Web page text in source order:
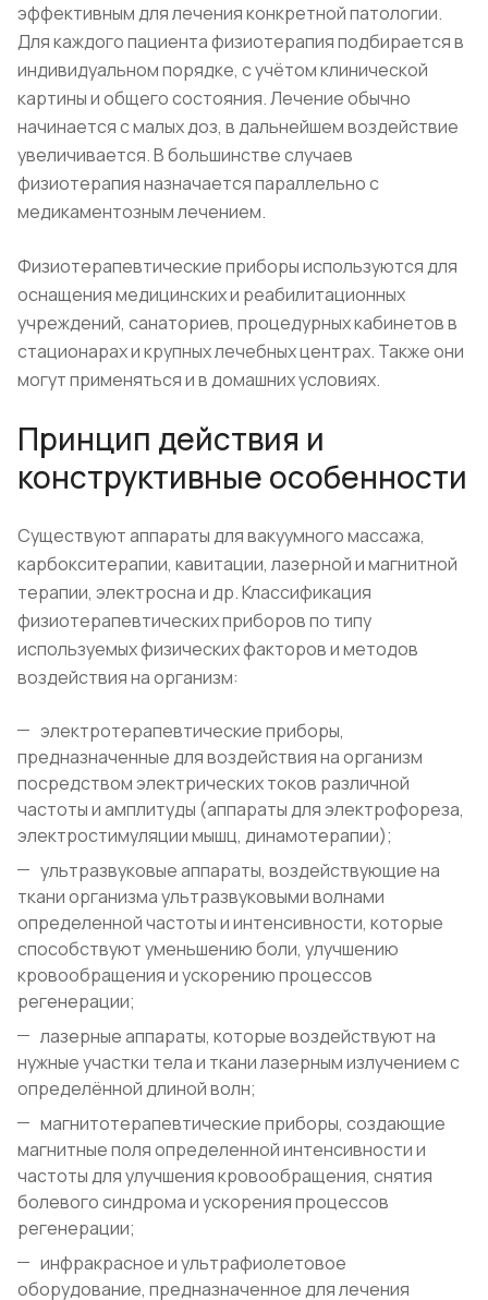
эффективным для лечения конкретной патологии.
Для каждого пациента физиотерапия подбирается в
индивидуальном порядке, с учётом клинической
картины и общего состояния. Лечение обычно
начинается с малых доз, в дальнейшем воздействие
увеличивается. В большинстве случаев
физиотерапия назначается параллельно с
медикаментозным лечением.
Физиотерапевтические приборы используются для
оснащения медицинских и реабилитационных
учреждений, санаториев, процедурных кабинетов в
стационарах и крупных лечебных центрах. Также они
могут применяться и в домашних условиях.
Принцип действия и
конструктивные особенности
Существуют аппараты для вакуумного массажа,
карбокситерапии, кавитации, лазерной и магнитной
терапии, электросна и др. Классификация
физиотерапевтических приборов по типу
используемых физических факторов и методов
воздействия на организм:
электротерапевтические приборы,
предназначенные для воздействия на организм
посредством электрических токов различной
частоты и амплитуды (аппараты для электрофореза,
электростимуляции мышц, динамотерапии);
ультразвуковые аппараты, воздействующие на
ткани организма ультразвуковыми волнами
определенной частоты и интенсивности, которые
способствуют уменьшению боли, улучшению
кровообращения и ускорению процессов
регенерации;
лазерные аппараты, которые воздействуют на
нужные участки тела и ткани лазерным излучением с
определённой длиной волн;
магнитотерапевтические приборы, создающие
магнитные поля определенной интенсивности и
частоты для улучшения кровообращения, снятия
болевого синдрома и ускорения процессов
регенерации;
инфракрасное и ультрафиолетовое
оборудование, предназначенное для лечения